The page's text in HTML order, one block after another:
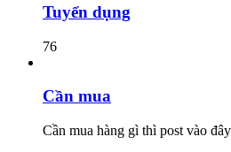
Tuyển dụng
76
Cần mua
Cần mua hàng gì thì post vào đây